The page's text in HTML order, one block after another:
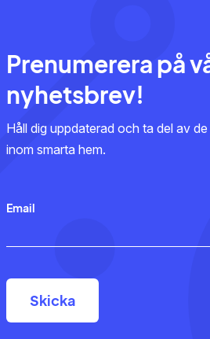
Prenumerera på
nyhetsbrev!
Håll dig uppdaterad och ta del av
inom smarta hem.
Email